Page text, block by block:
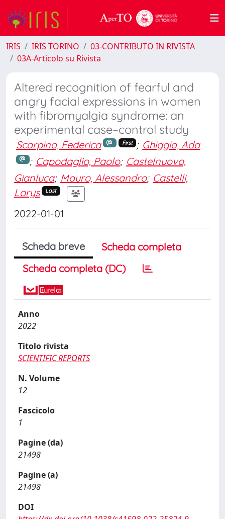
IRIS IRIS TORINO
03-CONTRIBUTO IN RIVISTA
03A-Articolo su Rivista
Altered recognition of fearful and
angry facial expressions in women
with fibromyalgia syndrome: an
experimental case–control study
Scarpina, Federica First ; Ghiggia, Ada
; Capodaglio, Paolo; Castelnuovo,
Gianluca; Mauro, Alessandro; Castelli,
Lorys
Last
2022-01-01
Scheda breve
Scheda completa
Scheda completa (DC)
Anno
2022
Titolo rivista
SCIENTIFIC REPORTS
N. Volume
12
Fascicolo
1
Pagine (da)
21498
Pagine (a)
21498
DOI